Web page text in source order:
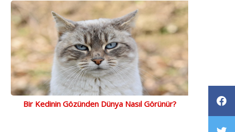
Bir Kedinin Gözünden Dünya Nasıl Görünür?